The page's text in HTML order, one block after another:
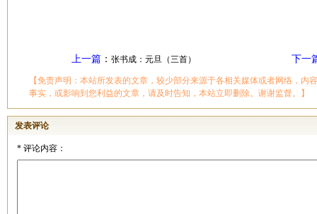
上一篇： 张书成：元旦（三首） 下一
【免责声明：本站所发表的文章，较少部分来源于各相关媒体或者网络，内
事实，或影响到您利益的文章，请及时告知，本站立即删除。谢谢监督。】
发表评论
*评论内容：